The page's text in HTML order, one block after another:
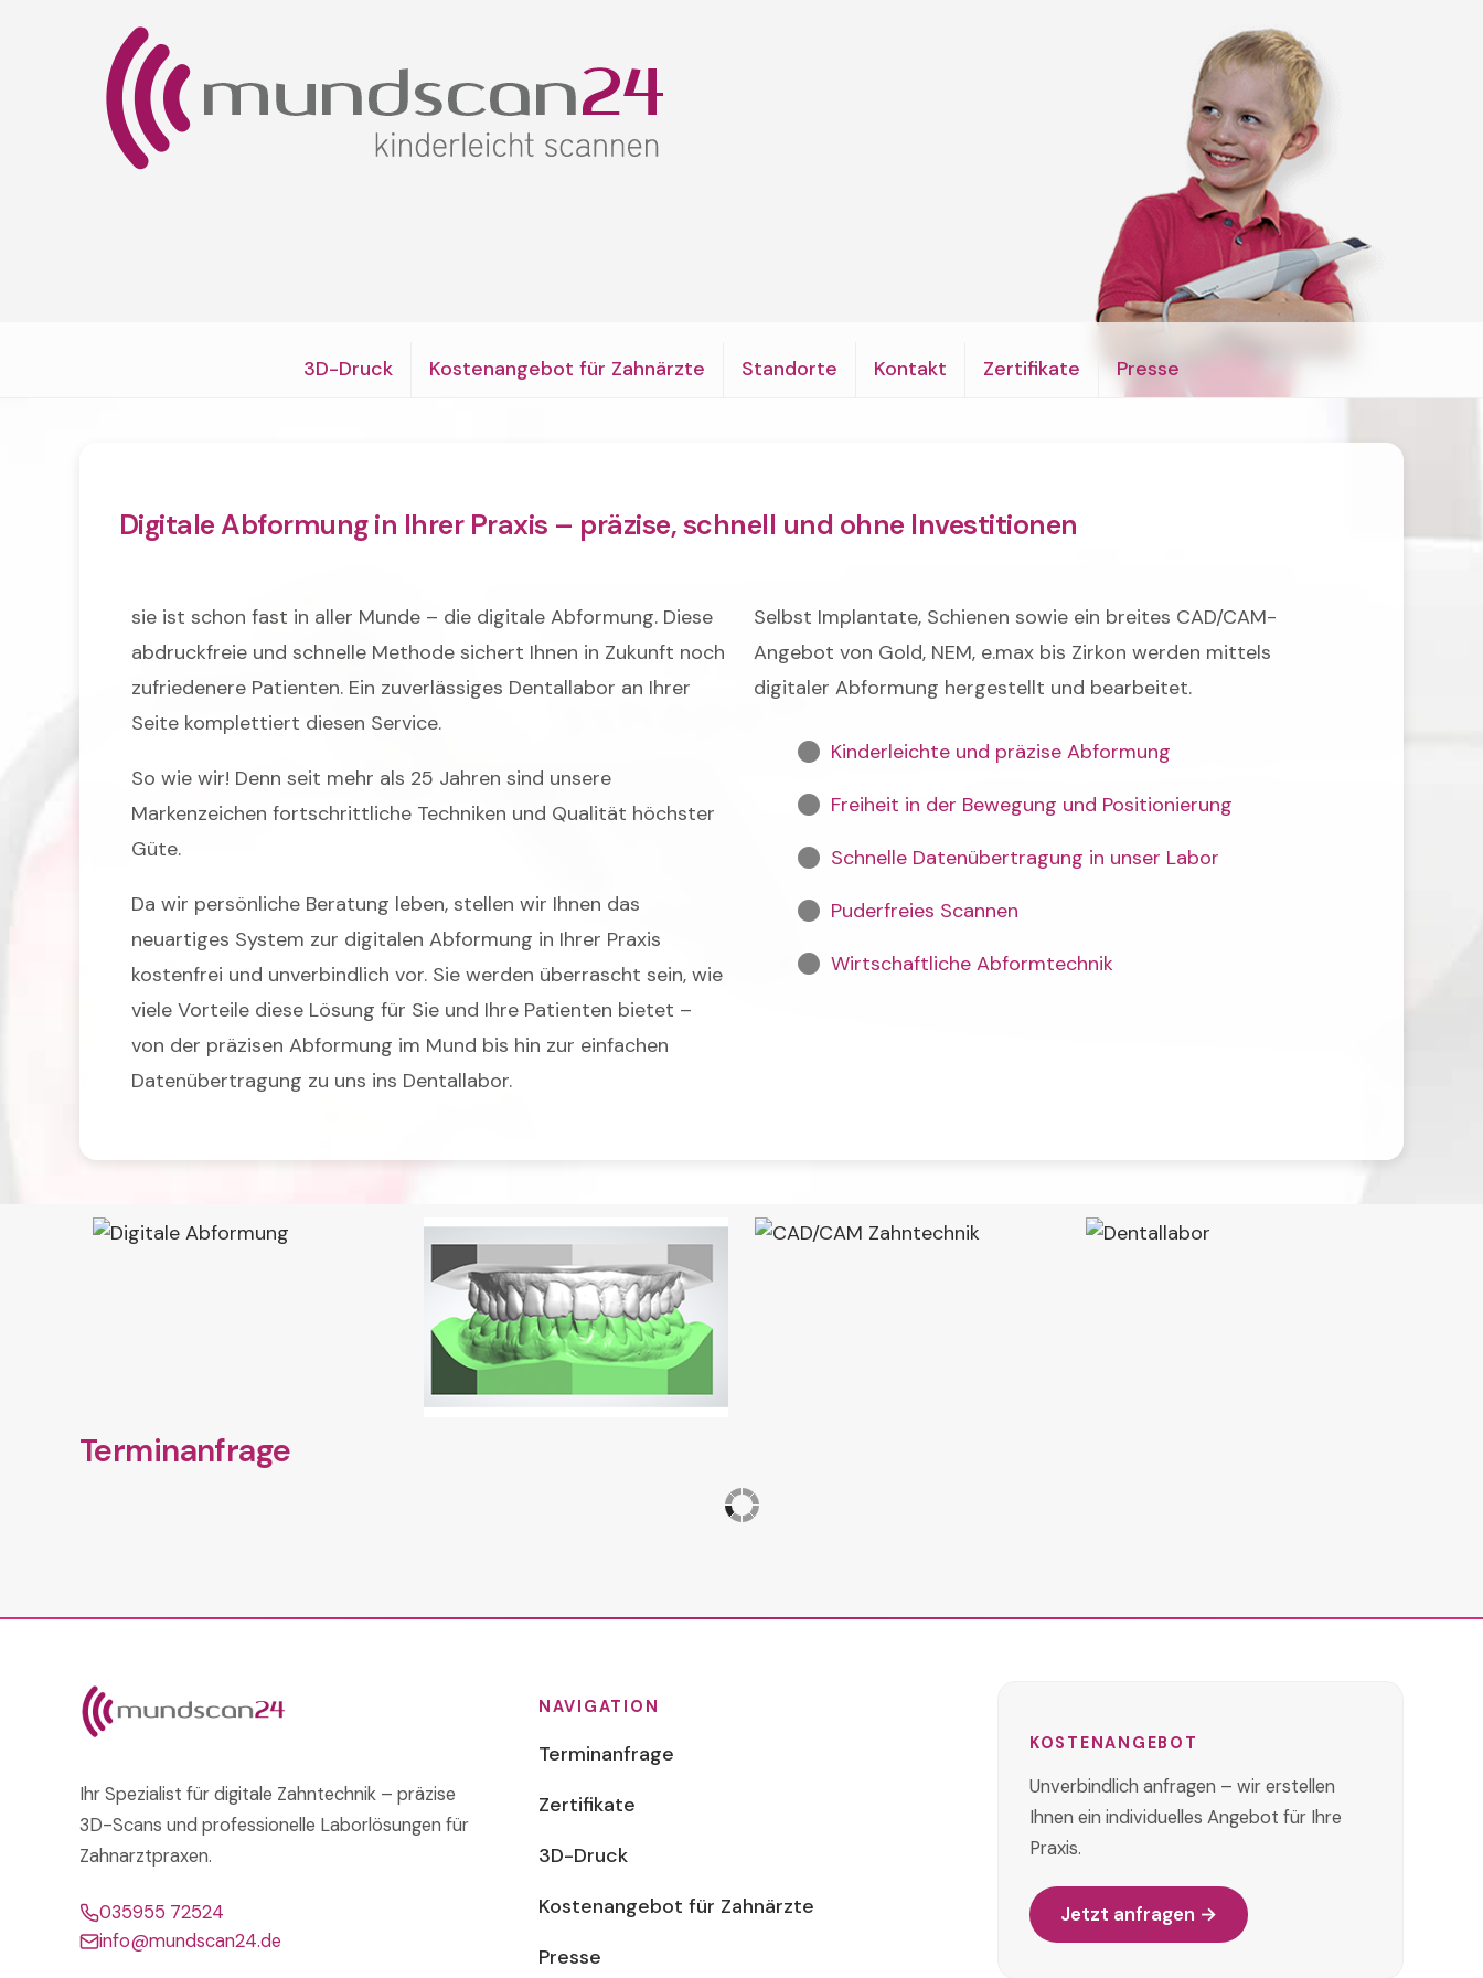
3D-Druck Kostenangebot für Zahnärzte Standorte Kontakt Zertifikate Presse
Digitale Abformung in Ihrer Praxis – präzise, schnell und ohne Investitionen
sie ist schon fast in aller Munde – die digitale Abformung. Diese
abdruckfreie und schnelle Methode sichert Ihnen in Zukunft noch
zufriedenere Patienten. Ein zuverlässiges Dentallabor an Ihrer
Seite komplettiert diesen Service.
So wie wir! Denn seit mehr als 25 Jahren sind unsere
Markenzeichen fortschrittliche Techniken und Qualität höchster
Güte.
Da wir persönliche Beratung leben, stellen wir Ihnen das
neuartiges System zur digitalen Abformung in Ihrer Praxis
kostenfrei und unverbindlich vor. Sie werden überrascht sein, wie
viele Vorteile diese Lösung für Sie und Ihre Patienten bietet –
von der präzisen Abformung im Mund bis hin zur einfachen
Datenübertragung zu uns ins Dentallabor.
Selbst Implantate, Schienen sowie ein breites CAD/CAM-
Angebot von Gold, NEM, e.max bis Zirkon werden mittels
digitaler Abformung hergestellt und bearbeitet.
Kinderleichte und präzise Abformung
Freiheit in der Bewegung und Positionierung
Schnelle Datenübertragung in unser Labor
Puderfreies Scannen
Wirtschaftliche Abformtechnik
Terminanfrage
Ihr Spezialist für digitale Zahntechnik – präzise
3D-Scans und professionelle Laborlösungen für
Zahnarztpraxen.
035955 72524
info@mundscan24.de
NAVIGATION
Terminanfrage
Zertifikate
3D-Druck
Kostenangebot für Zahnärzte
Presse
KOSTENANGEBOT
Unverbindlich anfragen – wir erstellen
Ihnen ein individuelles Angebot für Ihre
Praxis.
Jetzt anfragen →